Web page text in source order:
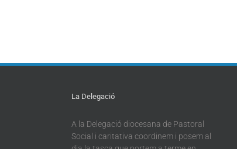
La Delegació
A la Delegació diocesana de Pastoral
Social i caritativa coordinem i posem al